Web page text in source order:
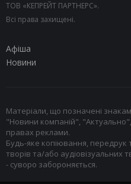
ТОВ «КЕПРЕЙТ ПАРТНЕРС».
Всі права захищені.
Афіша
Новини
Матеріали, що позначені
"Новини компаній",
правах реклами.
Будь-яке копіювання, передрук
творів та/або аудіовізуальних
- суворо забороняється.